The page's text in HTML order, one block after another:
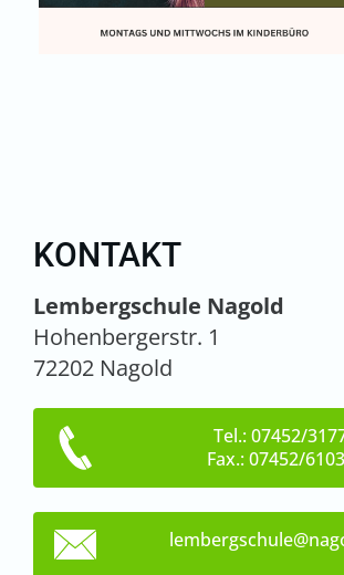
KONTAKT
Lembergschule Nagold
Hohenbergerstr. 1
72202 Nagold
Tel.: 07452/
Fax.: 07452/
lembergschule@na